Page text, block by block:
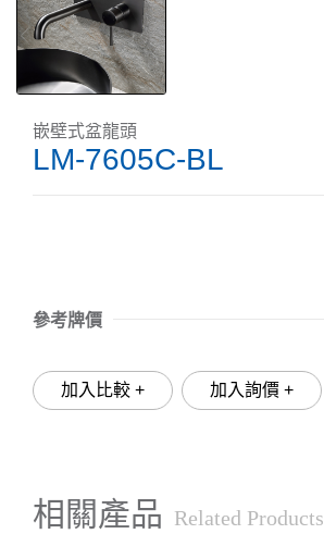
嵌壁式盆龍頭
LM-7605C-BL
參考牌價
加入比較 + 加入詢價 +
相關產品 Related Products